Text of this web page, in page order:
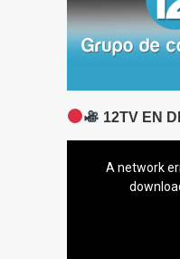
12TV EN
A network